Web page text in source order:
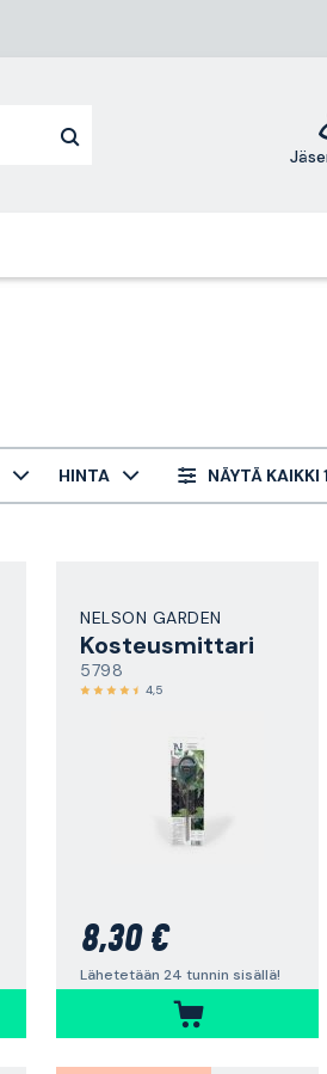
HINTA NÄYTÄ
NELSON GARDEN
Kosteusmittari
5798
4,5
8,30 €
Lähetetään 24 tunnin sisällä!